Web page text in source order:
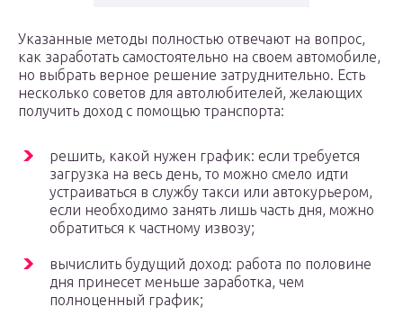
Указанные методы полностью отвечают на вопрос,
как заработать самостоятельно на своем автомобиле,
но выбрать верное решение затруднительно. Есть
несколько советов для автолюбителей, желающих
получить доход с помощью транспорта:
решить, какой нужен график: если требуется
загрузка на весь день, то можно смело идти
устраиваться в службу такси или автокурьером,
если необходимо занять лишь часть дня, можно
обратиться к частному извозу;
вычислить будущий доход: работа по половине
дня принесет меньше заработка, чем
полноценный график;